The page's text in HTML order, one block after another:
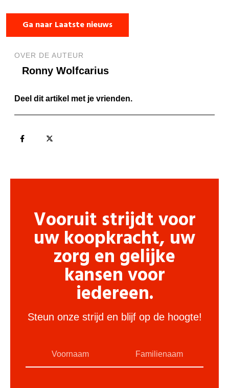
Ga naar Laatste nieuws
OVER DE AUTEUR
Ronny Wolfcarius
Deel dit artikel met je vrienden.
Vooruit strijdt voor
uw koopkracht, uw
zorg en gelijke
kansen voor
iedereen.
Steun onze strijd en blijf op de hoogte!